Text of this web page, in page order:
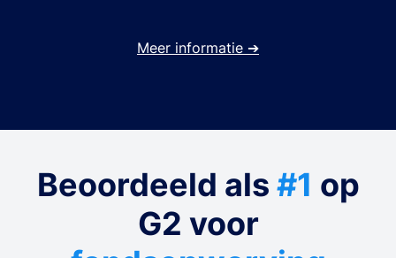
Meer informatie ➔
Beoordeeld als #1 op
G2 voor